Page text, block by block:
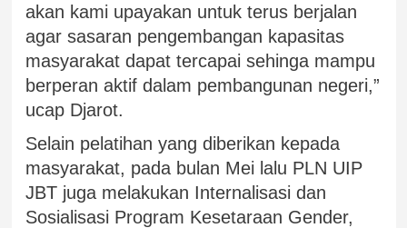
akan kami upayakan untuk terus berjalan
agar sasaran pengembangan kapasitas
masyarakat dapat tercapai sehinga mampu
berperan aktif dalam pembangunan negeri,”
ucap Djarot.
Selain pelatihan yang diberikan kepada
masyarakat, pada bulan Mei lalu PLN UIP
JBT juga melakukan Internalisasi dan
Sosialisasi Program Kesetaraan Gender,